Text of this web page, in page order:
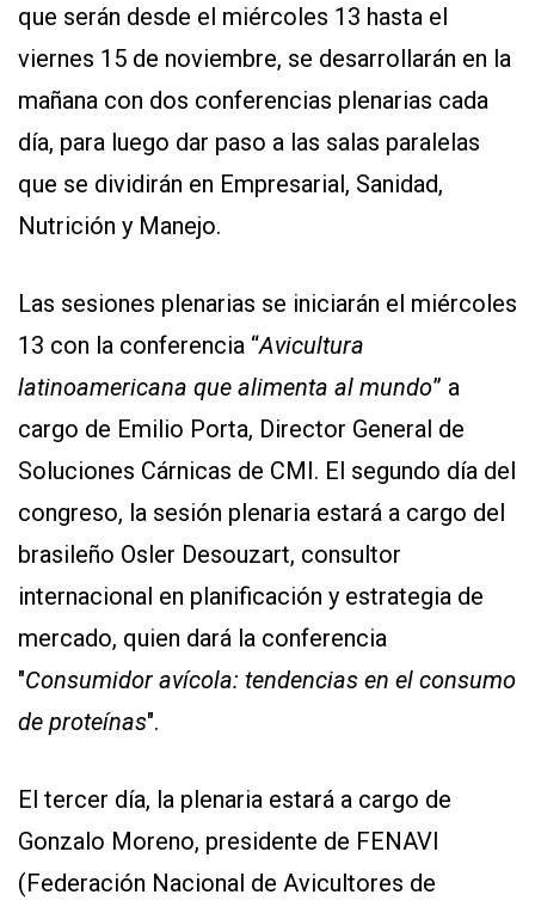
AYUDA
Y
POLÍTICAS
PRIVACIDAD
APP
PARA
SMARTPHONE
que serán desde el miércoles 13 hasta el
viernes 15 de noviembre, se desarrollarán en la
mañana con dos conferencias plenarias cada
día, para luego dar paso a las salas paralelas
que se dividirán en Empresarial, Sanidad,
Nutrición y Manejo.
Las sesiones plenarias se iniciarán el miércoles
13 con la conferencia “Avicultura
latinoamericana que alimenta al mundo” a
cargo de Emilio Porta, Director General de
Soluciones Cárnicas de CMI. El segundo día del
congreso, la sesión plenaria estará a cargo del
brasileño Osler Desouzart, consultor
internacional en planificación y estrategia de
mercado, quien dará la conferencia
"Consumidor avícola: tendencias en el consumo
de proteínas".
El tercer día, la plenaria estará a cargo de
Gonzalo Moreno, presidente de FENAVI
(Federación Nacional de Avicultores de